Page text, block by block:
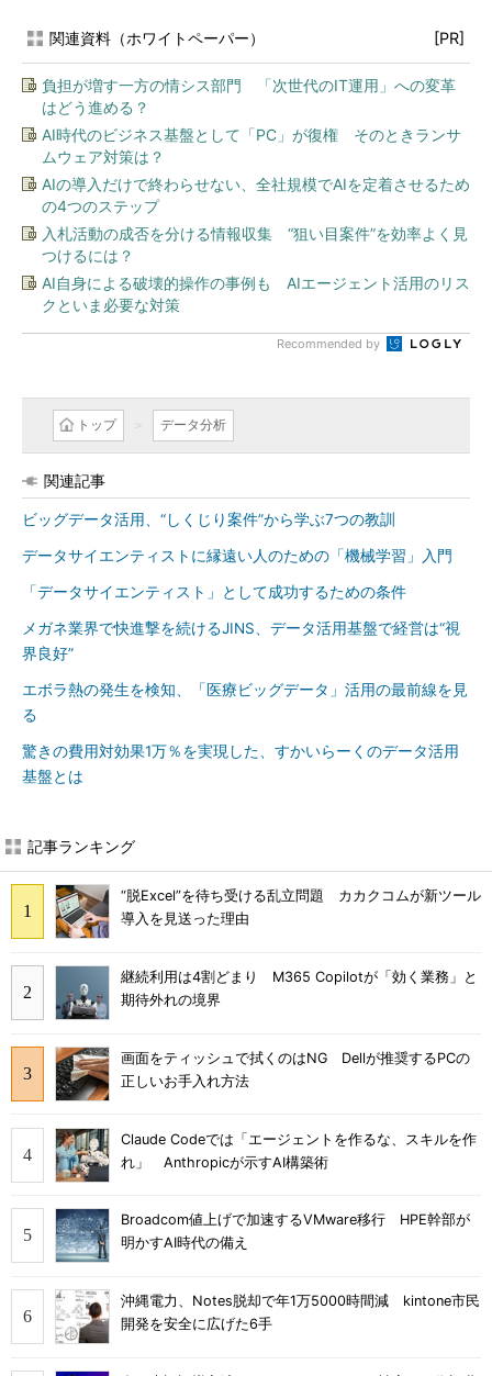
関連資料（ホワイトペーパー） [PR]
負担が増す一方の情シス部門 「次世代のIT運用」への変革
はどう進める？
AI時代のビジネス基盤として「PC」が復権 そのときランサ
ムウェア対策は？
AIの導入だけで終わらせない、全社規模でAIを定着させるため
の4つのステップ
入札活動の成否を分ける情報収集 “狙い目案件”を効率よく見
つけるには？
AI自身による破壊的操作の事例も AIエージェント活用のリス
クといま必要な対策
Recommended by
トップ データ分析
関連記事
ビッグデータ活用、“しくじり案件”から学ぶ7つの教訓
データサイエンティストに縁遠い人のための「機械学習」入門
「データサイエンティスト」として成功するための条件
メガネ業界で快進撃を続けるJINS、データ活用基盤で経営は“視
界良好”
エボラ熱の発生を検知、「医療ビッグデータ」活用の最前線を見
る
驚きの費用対効果1万％を実現した、すかいらーくのデータ活用
基盤とは
記事ランキング
“脱Excel”を待ち受ける乱立問題 カカクコムが新ツール
導入を見送った理由
継続利用は4割どまり M365 Copilotが「効く業務」と
期待外れの境界
画面をティッシュで拭くのはNG Dellが推奨するPCの
正しいお手入れ方法
Claude Codeでは「エージェントを作るな、スキルを作
れ」 Anthropicが示すAI構築術
Broadcom値上げで加速するVMware移行 HPE幹部が
明かすAI時代の備え
沖縄電力、Notes脱却で年1万5000時間減 kintone市民
開発を安全に広げた6手